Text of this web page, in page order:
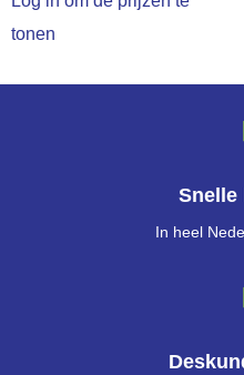
tonen
Snelle
In heel